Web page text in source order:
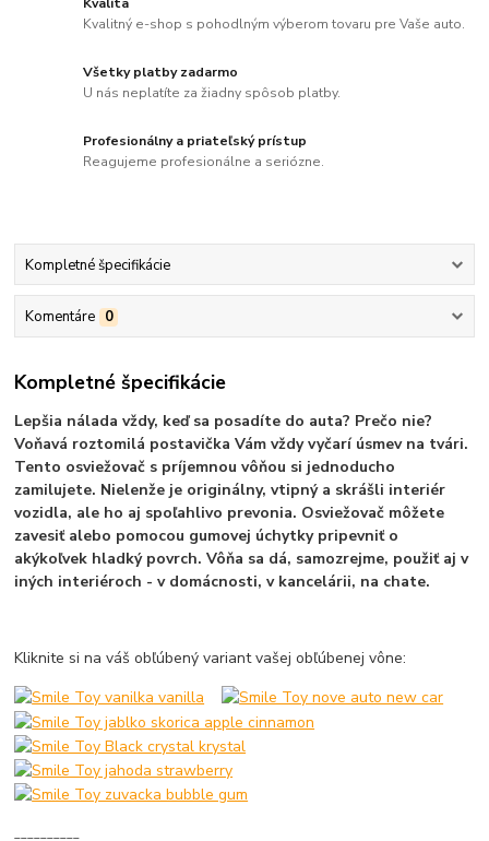
Kvalitný e-shop s pohodlným výberom tovaru pre Vaše auto.
Všetky platby zadarmo
U nás neplatíte za žiadny spôsob platby.
Profesionálny a priateľský prístup
Reagujeme profesionálne a seriózne.
Kompletné špecifikácie
Komentáre 0
Kompletné špecifikácie
Lepšia nálada vždy, keď sa posadíte do auta? Prečo nie?
Voňavá roztomilá postavička Vám vždy vyčarí úsmev na tvári.
Tento osviežovač s príjemnou vôňou si jednoducho
zamilujete. Nielenže je originálny, vtipný a skrášli interiér
vozidla, ale ho aj spoľahlivo prevonia. Osviežovač môžete
zavesiť alebo pomocou gumovej úchytky pripevniť o
akýkoľvek hladký povrch. Vôňa sa dá, samozrejme, použiť aj v
iných interiéroch - v domácnosti, v kancelárii, na chate.
Kliknite si na váš obľúbený variant vašej obľúbenej vône: